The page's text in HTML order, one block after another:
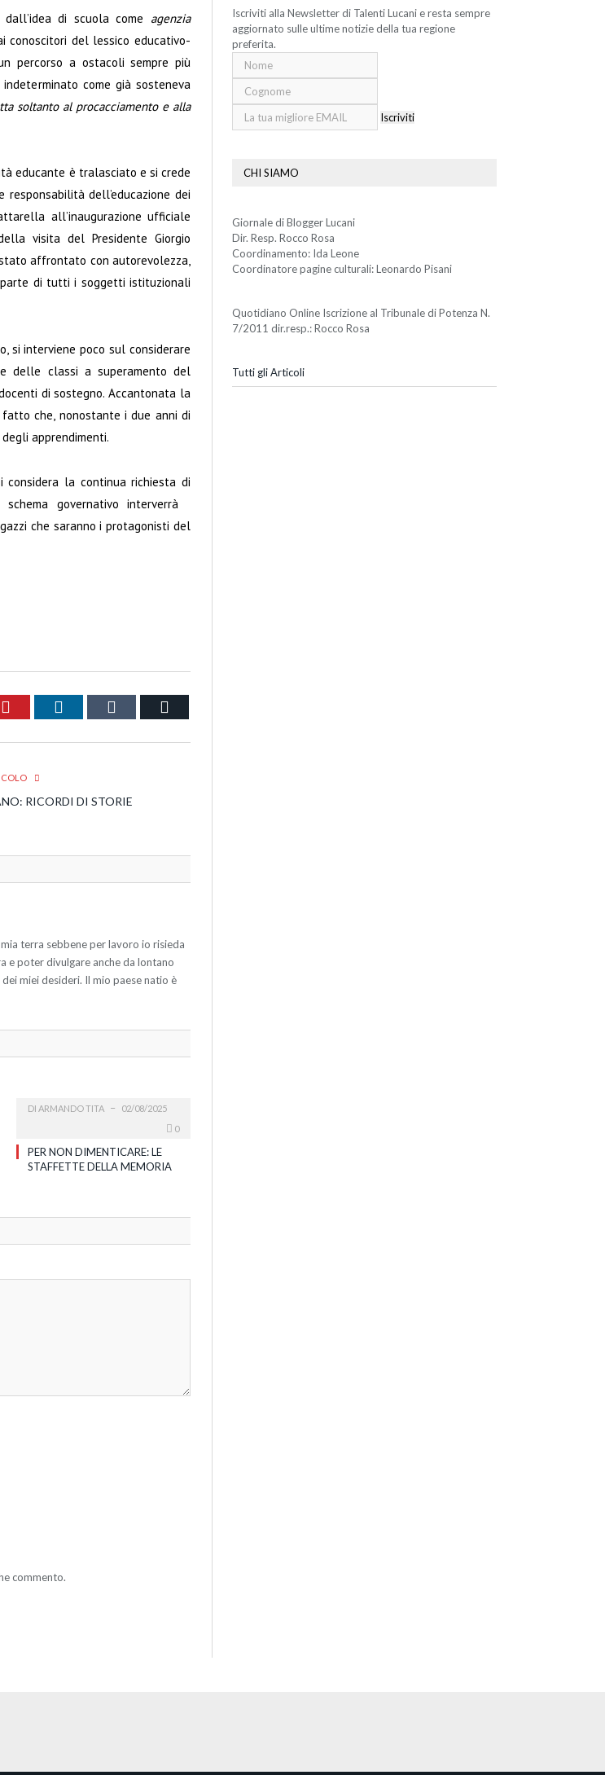
di scuola come agenzia
del lessico educativo-
percorso a ostacoli sempre più
come già sosteneva
soltanto al procacciamento e alla
educante è tralasciato e si crede
dell’educazione dei
all’inaugurazione ufficiale
visita del Presidente Giorgio
affrontato con autorevolezza,
di tutti i soggetti istituzionali
si interviene poco sul considerare
delle classi a superamento del
di sostegno. Accantonata la
che, nonostante i due anni di
apprendimenti.
considera la continua richiesta di
schema governativo interverrà
che saranno i protagonisti del
Pinterest LinkedIn Tumblr
RICORDI DI STORIE
terra sebbene per lavoro io risieda
e poter divulgare anche da lontano
miei desideri. Il mio paese natio è
DI ARMANDO TITA
02/08/2025
0
PER NON DIMENTICARE: LE
STAFFETTE DELLA MEMORIA
commento.
Iscriviti alla Newsletter di Talenti Lucani e resta sempre
aggiornato sulle ultime notizie della tua regione
preferita.
Iscriviti
CHI SIAMO
Giornale di Blogger Lucani
Dir. Resp. Rocco Rosa
Coordinamento: Ida Leone
Coordinatore pagine culturali: Leonardo Pisani
Quotidiano Online Iscrizione al Tribunale di Potenza N.
7/2011 dir.resp.: Rocco Rosa
Tutti gli Articoli